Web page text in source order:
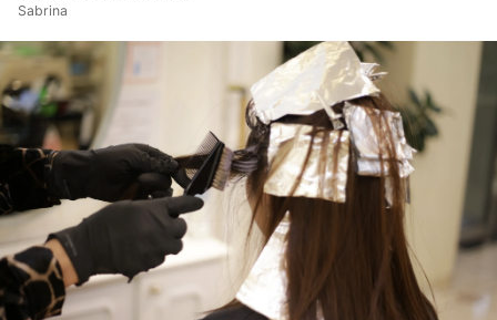
Sabrina